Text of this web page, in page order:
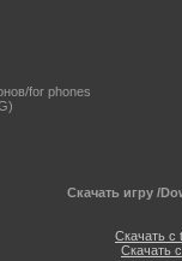
for phones
Скачать игру /
Скачать с
Скачать